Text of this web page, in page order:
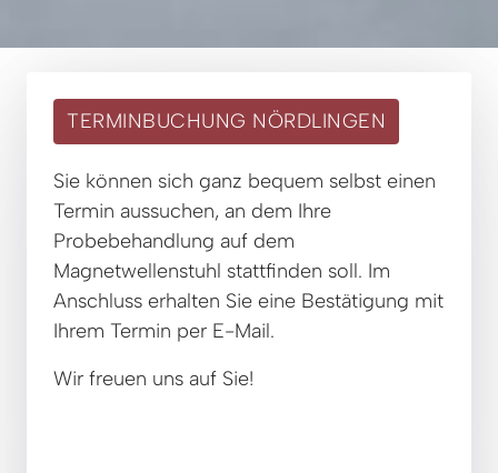
TERMINBUCHUNG NÖRDLINGEN
Sie können sich ganz bequem selbst einen
Termin aussuchen, an dem Ihre
Probebehandlung auf dem
Magnetwellenstuhl stattfinden soll. Im
Anschluss erhalten Sie eine Bestätigung mit
Ihrem Termin per E-Mail.
Wir freuen uns auf Sie!